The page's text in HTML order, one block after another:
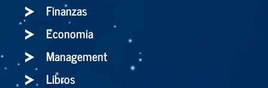
Finanzas
Economia
Management
Libros